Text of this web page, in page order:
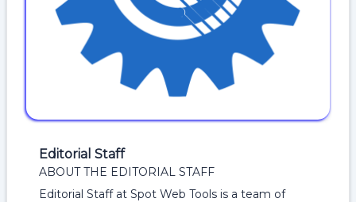
Editorial Staff
ABOUT THE EDITORIAL STAFF
Editorial Staff at Spot Web Tools is a team of